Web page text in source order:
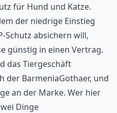
für Hund und Katze.
der niedrige Einstieg
Schutz absichern will,
günstig in einen Vertrag.
das Tiergeschäft
der BarmeniaGothaer, und
an der Marke. Wer hier
Dinge